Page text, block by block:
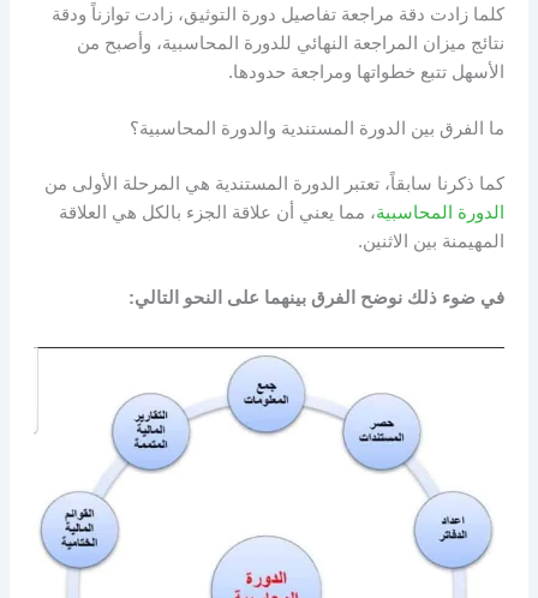
كلما زادت دقة مراجعة تفاصيل دورة التوثيق، زادت توازناً ودقة
نتائج ميزان المراجعة النهائي للدورة المحاسبية، وأصبح من
الأسهل تتبع خطواتها ومراجعة حدودها.
ما الفرق بين الدورة المستندية والدورة المحاسبية؟
كما ذكرنا سابقاً، تعتبر الدورة المستندية هي المرحلة الأولى من
الدورة المحاسبية، مما يعني أن علاقة الجزء بالكل هي العلاقة
المهيمنة بين الاثنين.
في ضوء ذلك نوضح الفرق بينهما على النحو التالي: